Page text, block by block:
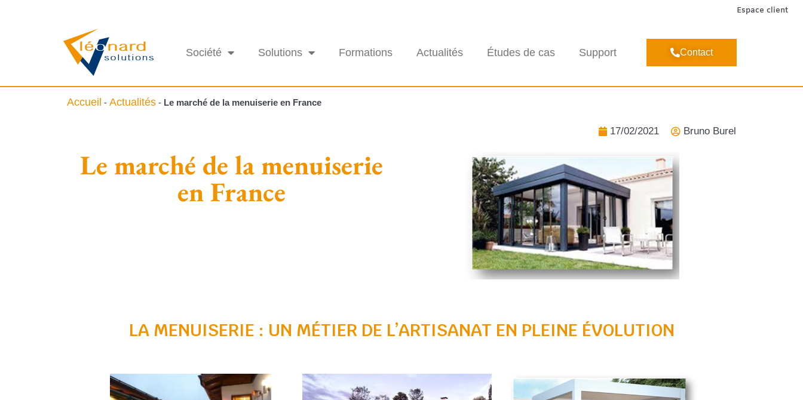
Espace client
Société Solutions Formations Actualités Études de cas Support Contact
Accueil - Actualités - Le marché de la menuiserie en France
17/02/2021 Bruno Burel
Le marché de la menuiserie
en France
LA MENUISERIE : UN MÉTIER DE L’ARTISANAT EN PLEINE ÉVOLUTION